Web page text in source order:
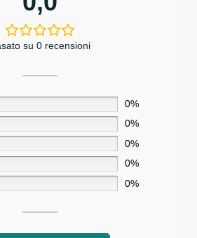
su 0 recensioni
0%
0%
0%
0%
0%